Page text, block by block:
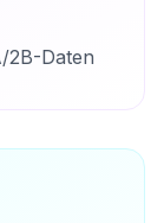
2B-Daten